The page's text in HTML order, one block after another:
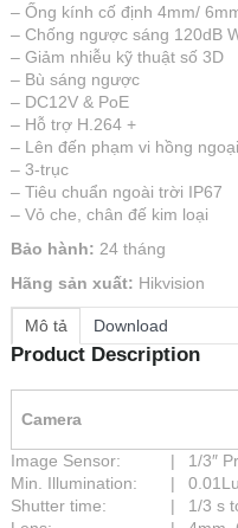
– Ống kính cố định 4mm/
– Chống ngược sáng 120dB
– Giảm nhiễu kỹ thuật số 3D
– Bù sáng ngược
– DC12V & PoE
– Hỗ trợ H.264 +
– Lên đến phạm vi hồng
– 3-trục
– Tiêu chuẩn ngoài trời IP67
– Vỏ che, chân đế kim loại
Bảo hành: 24 tháng
Hãng sản xuất: Hikvision
Mô tả Download
Product Description
Camera
Image Sensor: |
1/3″
Min. Illumination:
|
Shutter time:
|
1/3 s